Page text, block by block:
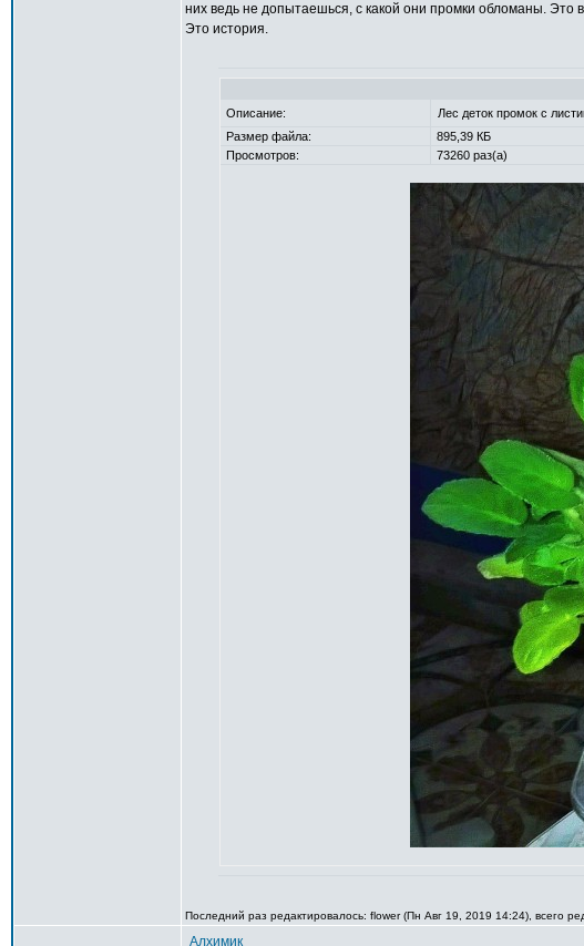
них ведь не допытаешься, с какой они промки обломаны.
Это история.
Описание:
Лес деток промок с
Размер файла:
895,39 КБ
Просмотров:
73260 раз(а)
Последний раз редактировалось: flower (Пн Авг 19, 2019 14:24), всего
Алхимик